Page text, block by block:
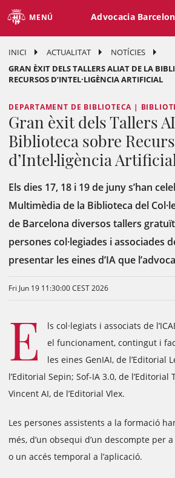
MENÚ Advocacia
INICI ACTUALITAT
NOTÍCIES
GRAN ÈXIT DELS TALLERS ALIAT DE LA
RECURSOS D’INTEL·LIGÈNCIA ARTIFICIAL
DEPARTAMENT DE BIBLIOTECA |
Gran èxit dels Tallers
Biblioteca sobre
d’Intel·ligència
Els dies 17, 18 i 19 de juny s’han
Multimèdia de la Biblioteca del
de Barcelona diversos tallers
persones col·legiades i associades
presentar les eines d’IA que
Fri Jun 19 11:30:00 CEST 2026
E
ls col·legiats i associats de
el funcionament, contingut i
les eines GenIAI, de l’Editorial
l’Editorial Sepin; Sof-IA 3.0, de
Vincent AI, de l’Editorial Vlex.
Les persones assistents a la formació
més, d’un obsequi d’un descompte per
o un accés temporal a l’aplicació.